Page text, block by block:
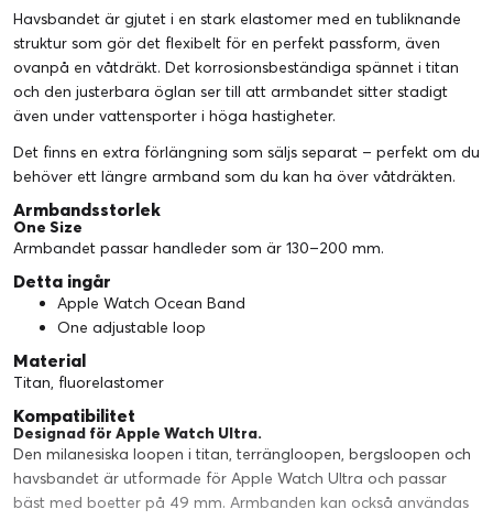
Havsbandet är gjutet i en stark elastomer med en tubliknande
struktur som gör det flexibelt för en perfekt passform, även
ovanpå en våtdräkt. Det korrosionsbeständiga spännet i titan
och den justerbara öglan ser till att armbandet sitter stadigt
även under vattensporter i höga hastigheter.
Det finns en extra förlängning som säljs separat – perfekt om du
behöver ett längre armband som du kan ha över våtdräkten.
Armbandsstorlek
One Size
Armbandet passar handleder som är 130–200 mm.
Detta ingår
Apple Watch Ocean Band
One adjustable loop
Material
Titan, fluorelastomer
Kompatibilitet
Designad för Apple Watch Ultra.
Den milanesiska loopen i titan, terrängloopen, bergsloopen och
havsbandet är utformade för Apple Watch Ultra och passar
bäst med boetter på 49 mm. Armbanden kan också användas